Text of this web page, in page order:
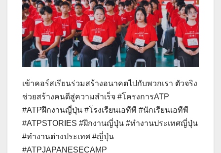
เข้าคอร์สเรียนร่วมสร้างอนาคตไปกับพวกเรา ตัวจริง
ช่วยสร้างคนดีสู่ความสำเร็จ #โครงการATP
#ATPฝึกงานญี่ปุ่น #โรงเรียนเอทีพี #นักเรียนเอทีพี
#ATPSTORIES #ฝึกงานญี่ปุ่น #ทำงานประเทศญี่ปุ่น
#ทำงานต่างประเทศ #ญี่ปุ่น
#ATPJAPANESECAMP